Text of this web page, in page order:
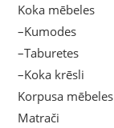
Koka mēbeles
–Kumodes
–Taburetes
–Koka krēsli
Korpusa mēbeles
Matrači